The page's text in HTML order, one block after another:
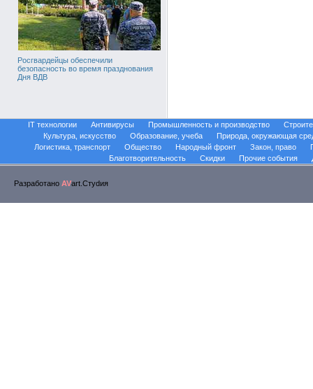
Росгвардейцы обеспечили
безопасность во время празднования
Дня ВДВ
IT технологии Антивирусы Промышленность и производство
Культура, искусство
Образование, учеба
Природа, окружающая
Логистика, транспорт
Общество Народный фронт Закон, право
Благотворительность
Скидки Прочие события
Разработано AVart.Стуdия